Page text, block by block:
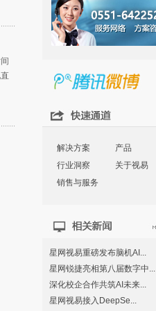
解决方案
产品
行业洞察
关于视易
销售与服务
星网视易重磅发布脑机AI...
星网锐捷亮相第八届数字中...
深化校企合作共筑AI未来...
星网视易接入DeepSe...